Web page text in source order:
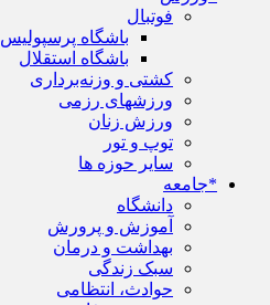
فوتبال
باشگاه پرسپولیس
باشگاه استقلال
کشتی و وزنه‌برداری
ورزشهای رزمی
ورزش زنان
توپ و تور
سایر حوزه ها
*جامعه
دانشگاه
آموزش و پرورش
بهداشت و درمان
سبک زندگی
حوادث، انتظامی